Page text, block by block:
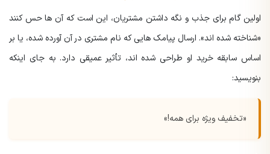
اولین گام برای جذب و نگه داشتن مشتریان، این است که آن ها حس کنند
«شناخته شده اند». ارسال پیامک هایی که نام مشتری در آن آورده شده، یا بر
اساس سابقه خرید او طراحی شده اند، تأثیر عمیقی دارد. به جای اینکه
بنویسید:
«تخفیف ویژه برای همه!»